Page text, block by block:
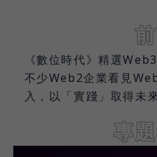
《數位時代》精選
不少Web2企業看見
入，以「實踐」取得未
專